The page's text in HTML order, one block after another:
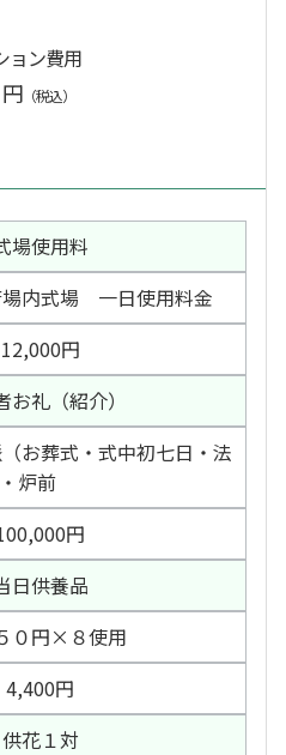
ョン費用
（税込）
場使用料
場内式場 一日使用料金
12,000円
お礼（紹介）
お葬式・式中初七日・法
炉前
円
日供養品
０円×８使用
4,400円
供花１対